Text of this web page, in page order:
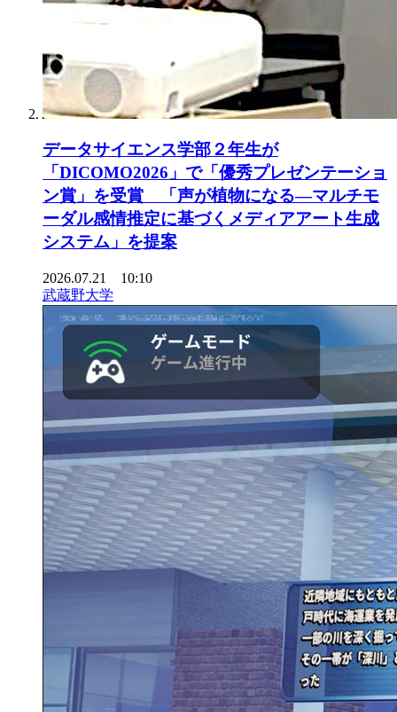
データサイエンス学部２年生が
「DICOMO2026」で「優秀プレゼンテーショ
ン賞」を受賞 「声が植物になる―マルチモ
ーダル感情推定に基づくメディアアート生成
システム」を提案
2026.07.21 10:10
武蔵野大学